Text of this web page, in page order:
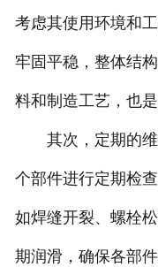
考虑其使用环境和
牢固平稳，整体结
料和制造工艺，也
其次，定期的维
个部件进行定期检
如焊缝开裂、螺栓
期润滑，确保各部